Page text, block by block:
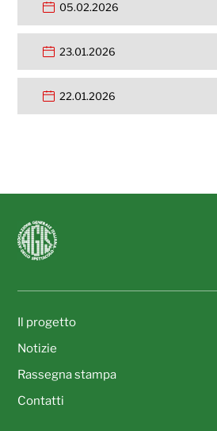
05.02.2026
23.01.2026
22.01.2026
Il progetto
Notizie
Rassegna stampa
Contatti